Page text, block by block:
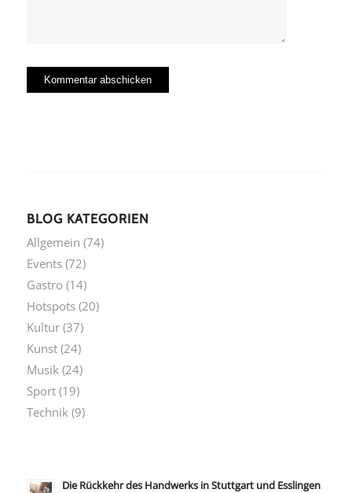
BLOG KATEGORIEN
Allgemein (74)
Events(72)
Gastro (14)
Hotspots(20)
Kultur(37)
Kunst(24)
Musik (24)
Sport(19)
Technik (9)
Die Rückkehr des Handwerks in Stuttgart und Esslingen